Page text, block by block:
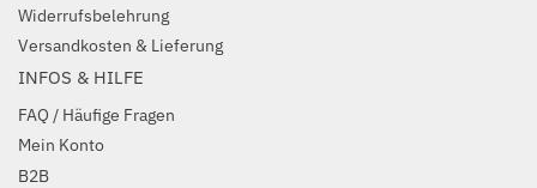
Widerrufsbelehrung
Versandkosten & Lieferung
INFOS & HILFE
FAQ / Häufige Fragen
Mein Konto
B2B